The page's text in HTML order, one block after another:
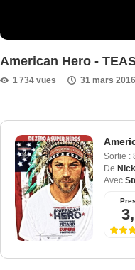
American Hero -
1 734 vues 31 mars 2016
Sortie :
De
Avec